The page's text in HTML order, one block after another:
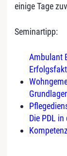
einige Tage
Seminartipp:
Ambulant
Die PDL